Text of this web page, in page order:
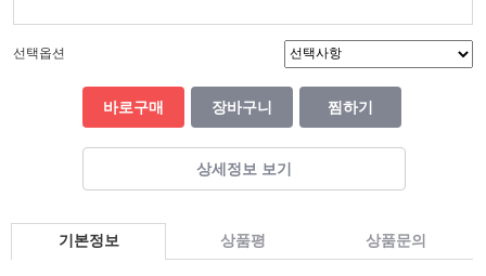
선택옵션
바로구매 장바구니 찜하기
상세정보 보기
기본정보 상품평 상품문의